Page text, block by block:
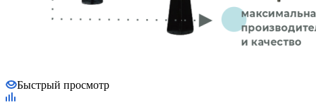
Быстрый просмотр